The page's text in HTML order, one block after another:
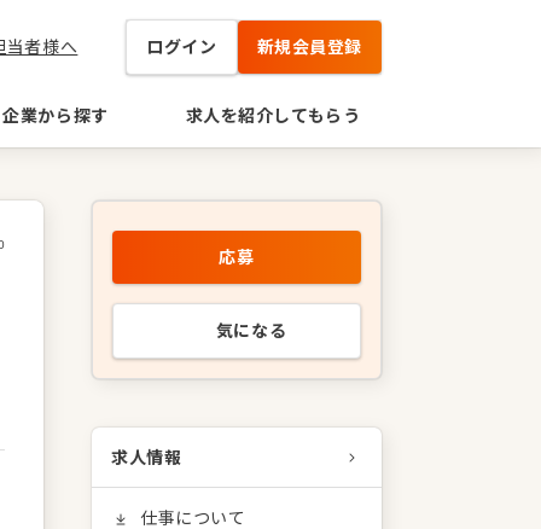
当者様へ ログイン 新規会員登録
企業から探す 求人を紹介してもらう
応募
気になる
求人情報
仕事について